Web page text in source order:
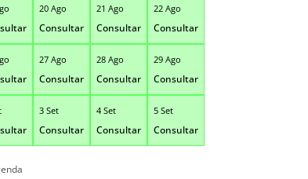
20 Ago
Consultar
21 Ago
Consultar
22 Ago
Consultar
27 Ago
Consultar
28 Ago
Consultar
29 Ago
Consultar
3 Set
Consultar
4 Set
Consultar
5 Set
Consultar